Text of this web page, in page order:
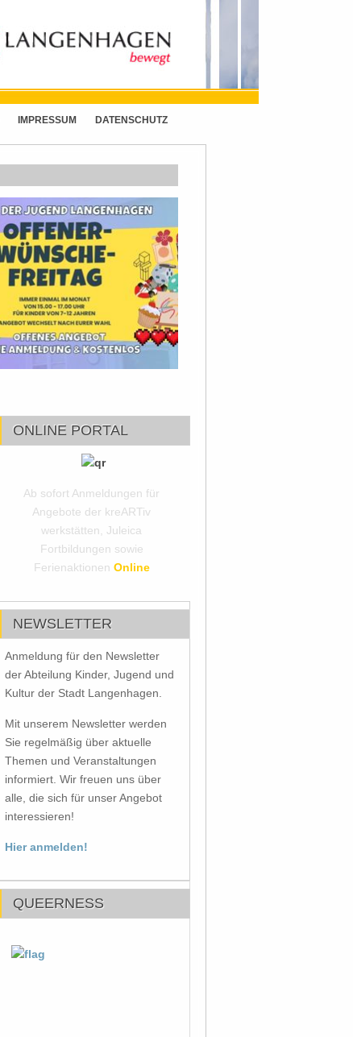
IMPRESSUM DATENSCHUTZ
ONLINE PORTAL
Ab sofort Anmeldungen für
Angebote der kreARTiv
werkstätten, Juleica
Fortbildungen sowie
Ferienaktionen Online
NEWSLETTER
Anmeldung für den Newsletter
der Abteilung Kinder, Jugend und
Kultur der Stadt Langenhagen.
Mit unserem Newsletter werden
Sie regelmäßig über aktuelle
Themen und Veranstaltungen
informiert. Wir freuen uns über
alle, die sich für unser Angebot
interessieren!
Hier anmelden!
QUEERNESS